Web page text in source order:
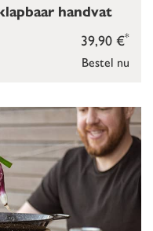
Bestel nu
39,90 €*
handvat